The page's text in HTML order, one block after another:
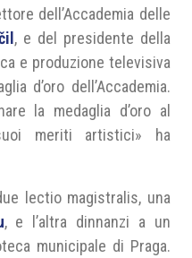
dell’Accademia delle
, e del presidente della
e produzione televisiva
d’oro dell’Accademia.
la medaglia d’oro al
meriti artistici» ha
lectio magistralis, una
, e l’altra dinnanzi a un
municipale di Praga.